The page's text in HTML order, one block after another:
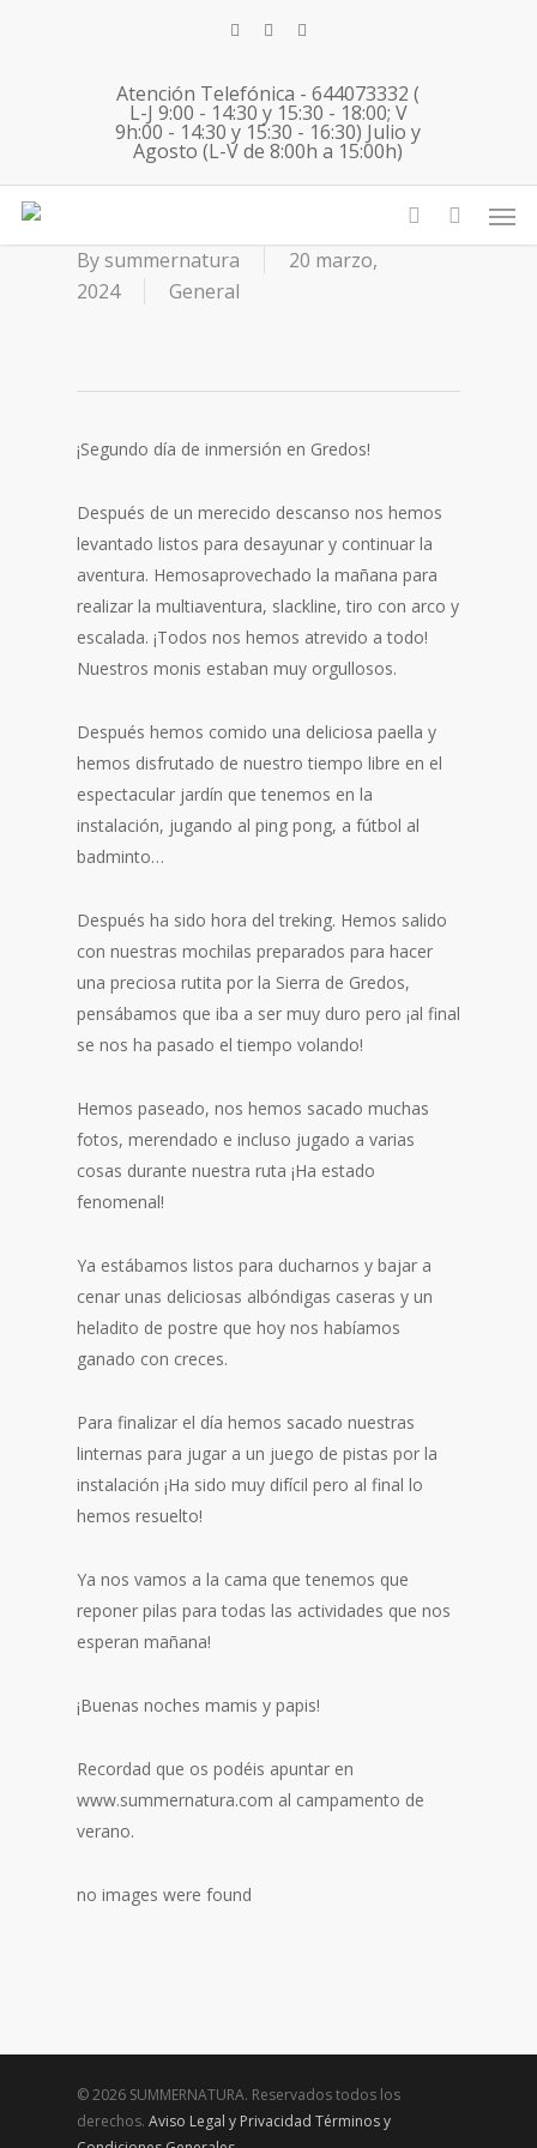
twitterfacebookinstagram
Atención Telefónica - 644073332 (
L-J 9:00 - 14:30 y 15:30 - 18:00; V
9h:00 - 14:30 y 15:30 - 16:30) Julio y
Agosto (L-V de 8:00h a 15:00h)
account
19 03 2024 Gredos English
Bysummernatura
20 marzo,
2024
General
¡Segundo día de inmersión en Gredos!
Después de un merecido descanso nos hemos
levantado listos para desayunar y continuar la
aventura. Hemosaprovechado la mañana para
realizar la multiaventura, slackline, tiro con arco y
escalada. ¡Todos nos hemos atrevido a todo!
Nuestros monis estaban muy orgullosos.
Después hemos comido una deliciosa paella y
hemos disfrutado de nuestro tiempo libre en el
espectacular jardín que tenemos en la
instalación, jugando al ping pong, a fútbol al
badminto…
Después ha sido hora del treking. Hemos salido
con nuestras mochilas preparados para hacer
una preciosa rutita por la Sierra de Gredos,
pensábamos que iba a ser muy duro pero ¡al final
se nos ha pasado el tiempo volando!
Hemos paseado, nos hemos sacado muchas
fotos, merendado e incluso jugado a varias
cosas durante nuestra ruta ¡Ha estado
fenomenal!
Ya estábamos listos para ducharnos y bajar a
cenar unas deliciosas albóndigas caseras y un
heladito de postre que hoy nos habíamos
ganado con creces.
Para finalizar el día hemos sacado nuestras
linternas para jugar a un juego de pistas por la
instalación ¡Ha sido muy difícil pero al final lo
hemos resuelto!
Ya nos vamos a la cama que tenemos que
reponer pilas para todas las actividades que nos
esperan mañana!
¡Buenas noches mamis y papis!
Recordad que os podéis apuntar en
www.summernatura.com al campamento de
verano.
no images were found
© 2026 SUMMERNATURA. Reservados todos los
derechos. Aviso Legal y Privacidad Términos y